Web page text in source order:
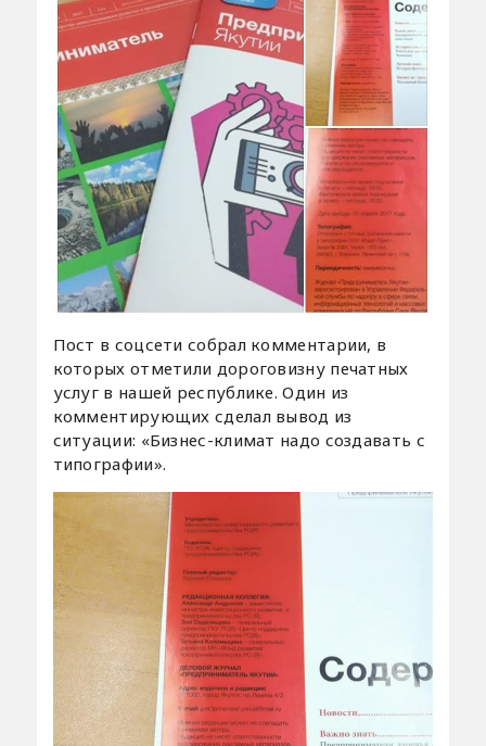
Пост в соцсети собрал комментарии, в
которых отметили дороговизну печатных
услуг в нашей республике. Один из
комментирующих сделал вывод из
ситуации: «Бизнес-климат надо создавать с
типографии».